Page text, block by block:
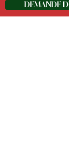
DEMANDE
ou contactez